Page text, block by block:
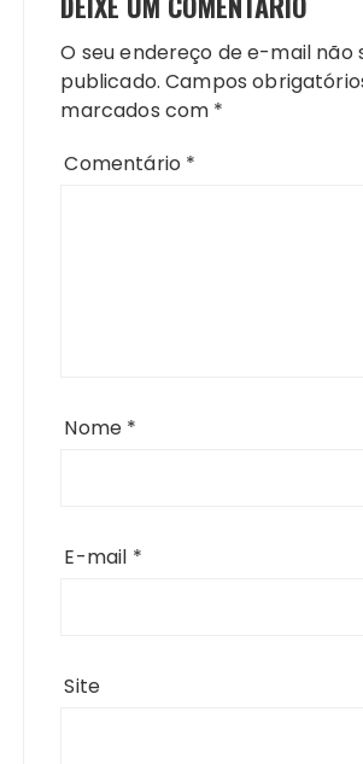
O seu endereço de e-mail não
publicado. Campos
marcados com *
Comentário *
Nome *
E-mail *
Site